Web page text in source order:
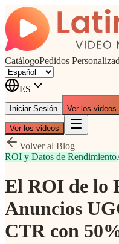
CatálogoPedidos
ES
Iniciar Sesión Ver los videos
Ver los videos
Volver al Blog
ROI y Datos de Rendimiento
El ROI de lo
Anuncios
CTR con